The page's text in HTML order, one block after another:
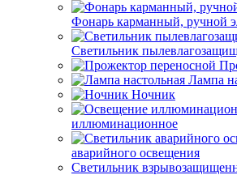
Фонарь карманный, ручной
Светильник
Лампа
Ночник
иллюминационное
аварийного освещения
Светильник